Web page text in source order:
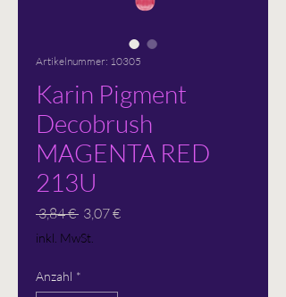
Artikelnummer: 10305
Karin Pigment
Decobrush
MAGENTA RED
213U
3,84 € Standardpreis
3,07 €Sale-
inkl. MwSt.
Anzahl *